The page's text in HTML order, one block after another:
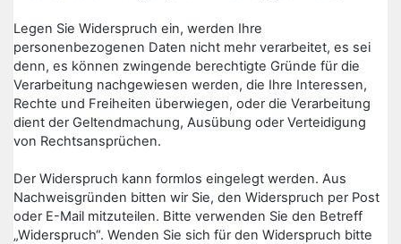
Legen Sie Widerspruch ein, werden Ihre
personenbezogenen Daten nicht mehr verarbeitet, es sei
denn, es können zwingende berechtigte Gründe für die
Verarbeitung nachgewiesen werden, die Ihre Interessen,
Rechte und Freiheiten überwiegen, oder die Verarbeitung
dient der Geltendmachung, Ausübung oder Verteidigung
von Rechtsansprüchen.
Der Widerspruch kann formlos eingelegt werden. Aus
Nachweisgründen bitten wir Sie, den Widerspruch per Post
oder E-Mail mitzuteilen. Bitte verwenden Sie den Betreff
„Widerspruch“. Wenden Sie sich für den Widerspruch bitte